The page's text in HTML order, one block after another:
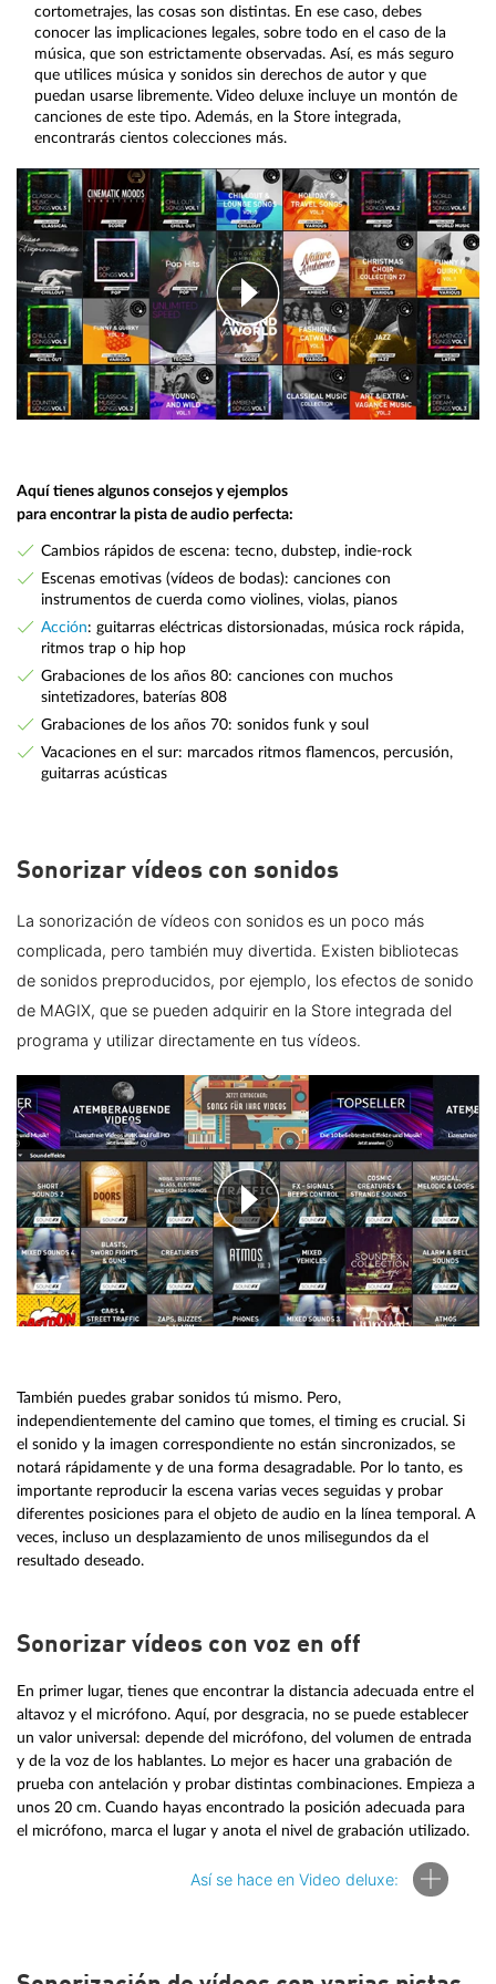
cortometrajes, las cosas son distintas. En ese caso, debes
conocer las implicaciones legales, sobre todo en el caso de la
música, que son estrictamente observadas. Así, es más seguro
que utilices música y sonidos sin derechos de autor y que
puedan usarse libremente. Video deluxe incluye un montón de
canciones de este tipo. Además, en la Store integrada,
encontrarás cientos colecciones más.
Aquí tienes algunos consejos y ejemplos
para encontrar la pista de audio perfecta:
Cambios rápidos de escena: tecno, dubstep, indie-rock
Escenas emotivas (vídeos de bodas): canciones con
instrumentos de cuerda como violines, violas, pianos
Acción: guitarras eléctricas distorsionadas, música rock rápida,
ritmos trap o hip hop
Grabaciones de los años 80: canciones con muchos
sintetizadores, baterías 808
Grabaciones de los años 70: sonidos funk y soul
Vacaciones en el sur: marcados ritmos flamencos, percusión,
guitarras acústicas
Sonorizar vídeos con sonidos
La sonorización de vídeos con sonidos es un poco más
complicada, pero también muy divertida. Existen bibliotecas
de sonidos preproducidos, por ejemplo, los efectos de sonido
de MAGIX, que se pueden adquirir en la Store integrada del
programa y utilizar directamente en tus vídeos.
También puedes grabar sonidos tú mismo. Pero,
independientemente del camino que tomes, el timing es crucial. Si
el sonido y la imagen correspondiente no están sincronizados, se
notará rápidamente y de una forma desagradable. Por lo tanto, es
importante reproducir la escena varias veces seguidas y probar
diferentes posiciones para el objeto de audio en la línea temporal. A
veces, incluso un desplazamiento de unos milisegundos da el
resultado deseado.
Sonorizar vídeos con voz en off
En primer lugar, tienes que encontrar la distancia adecuada entre el
altavoz y el micrófono. Aquí, por desgracia, no se puede establecer
un valor universal: depende del micrófono, del volumen de entrada
y de la voz de los hablantes. Lo mejor es hacer una grabación de
prueba con antelación y probar distintas combinaciones. Empieza a
unos 20 cm. Cuando hayas encontrado la posición adecuada para
el micrófono, marca el lugar y anota el nivel de grabación utilizado.
Así se hace en Video deluxe: